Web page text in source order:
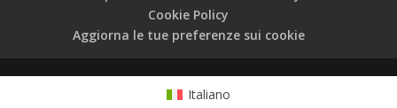
Cookie Policy
Aggiorna le tue preferenze sui cookie
Italiano